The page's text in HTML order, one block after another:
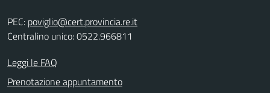
PEC: poviglio@cert.provincia.re.it
Centralino unico: 0522.966811
Leggi le FAQ
Prenotazione appuntamento